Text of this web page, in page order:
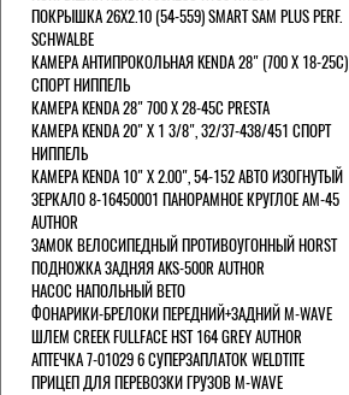
ПОКРЫШКА 26X2.10 (54-559) SMART SAM PLUS PERF.
SCHWALBE
КАМЕРА АНТИПРОКОЛЬНАЯ KENDA 28" (700 Х 18-25C)
СПОРТ НИППЕЛЬ
КАМЕРА KENDA 28" 700 Х 28-45С PRESTA
КАМЕРА KENDA 20" Х 1 3/8", 32/37-438/451 СПОРТ
НИППЕЛЬ
КАМЕРА KENDA 10" Х 2.00", 54-152 АВТО ИЗОГНУТЫЙ
ЗЕРКАЛО 8-16450001 ПАНОРАМНОЕ КРУГЛОЕ AM-45
AUTHOR
ЗАМОК ВЕЛОСИПЕДНЫЙ ПРОТИВОУГОННЫЙ HORST
ПОДНОЖКА ЗАДНЯЯ AKS-500R AUTHOR
НАСОС НАПОЛЬНЫЙ BETO
ФОНАРИКИ-БРЕЛОКИ ПЕРЕДНИЙ+ЗАДНИЙ M-WAVE
ШЛЕМ CREEK FULLFACE HST 164 GREY AUTHOR
АПТЕЧКА 7-01029 6 СУПЕРЗАПЛАТОК WELDTITE
ПРИЦЕП ДЛЯ ПЕРЕВОЗКИ ГРУЗОВ M-WAVE